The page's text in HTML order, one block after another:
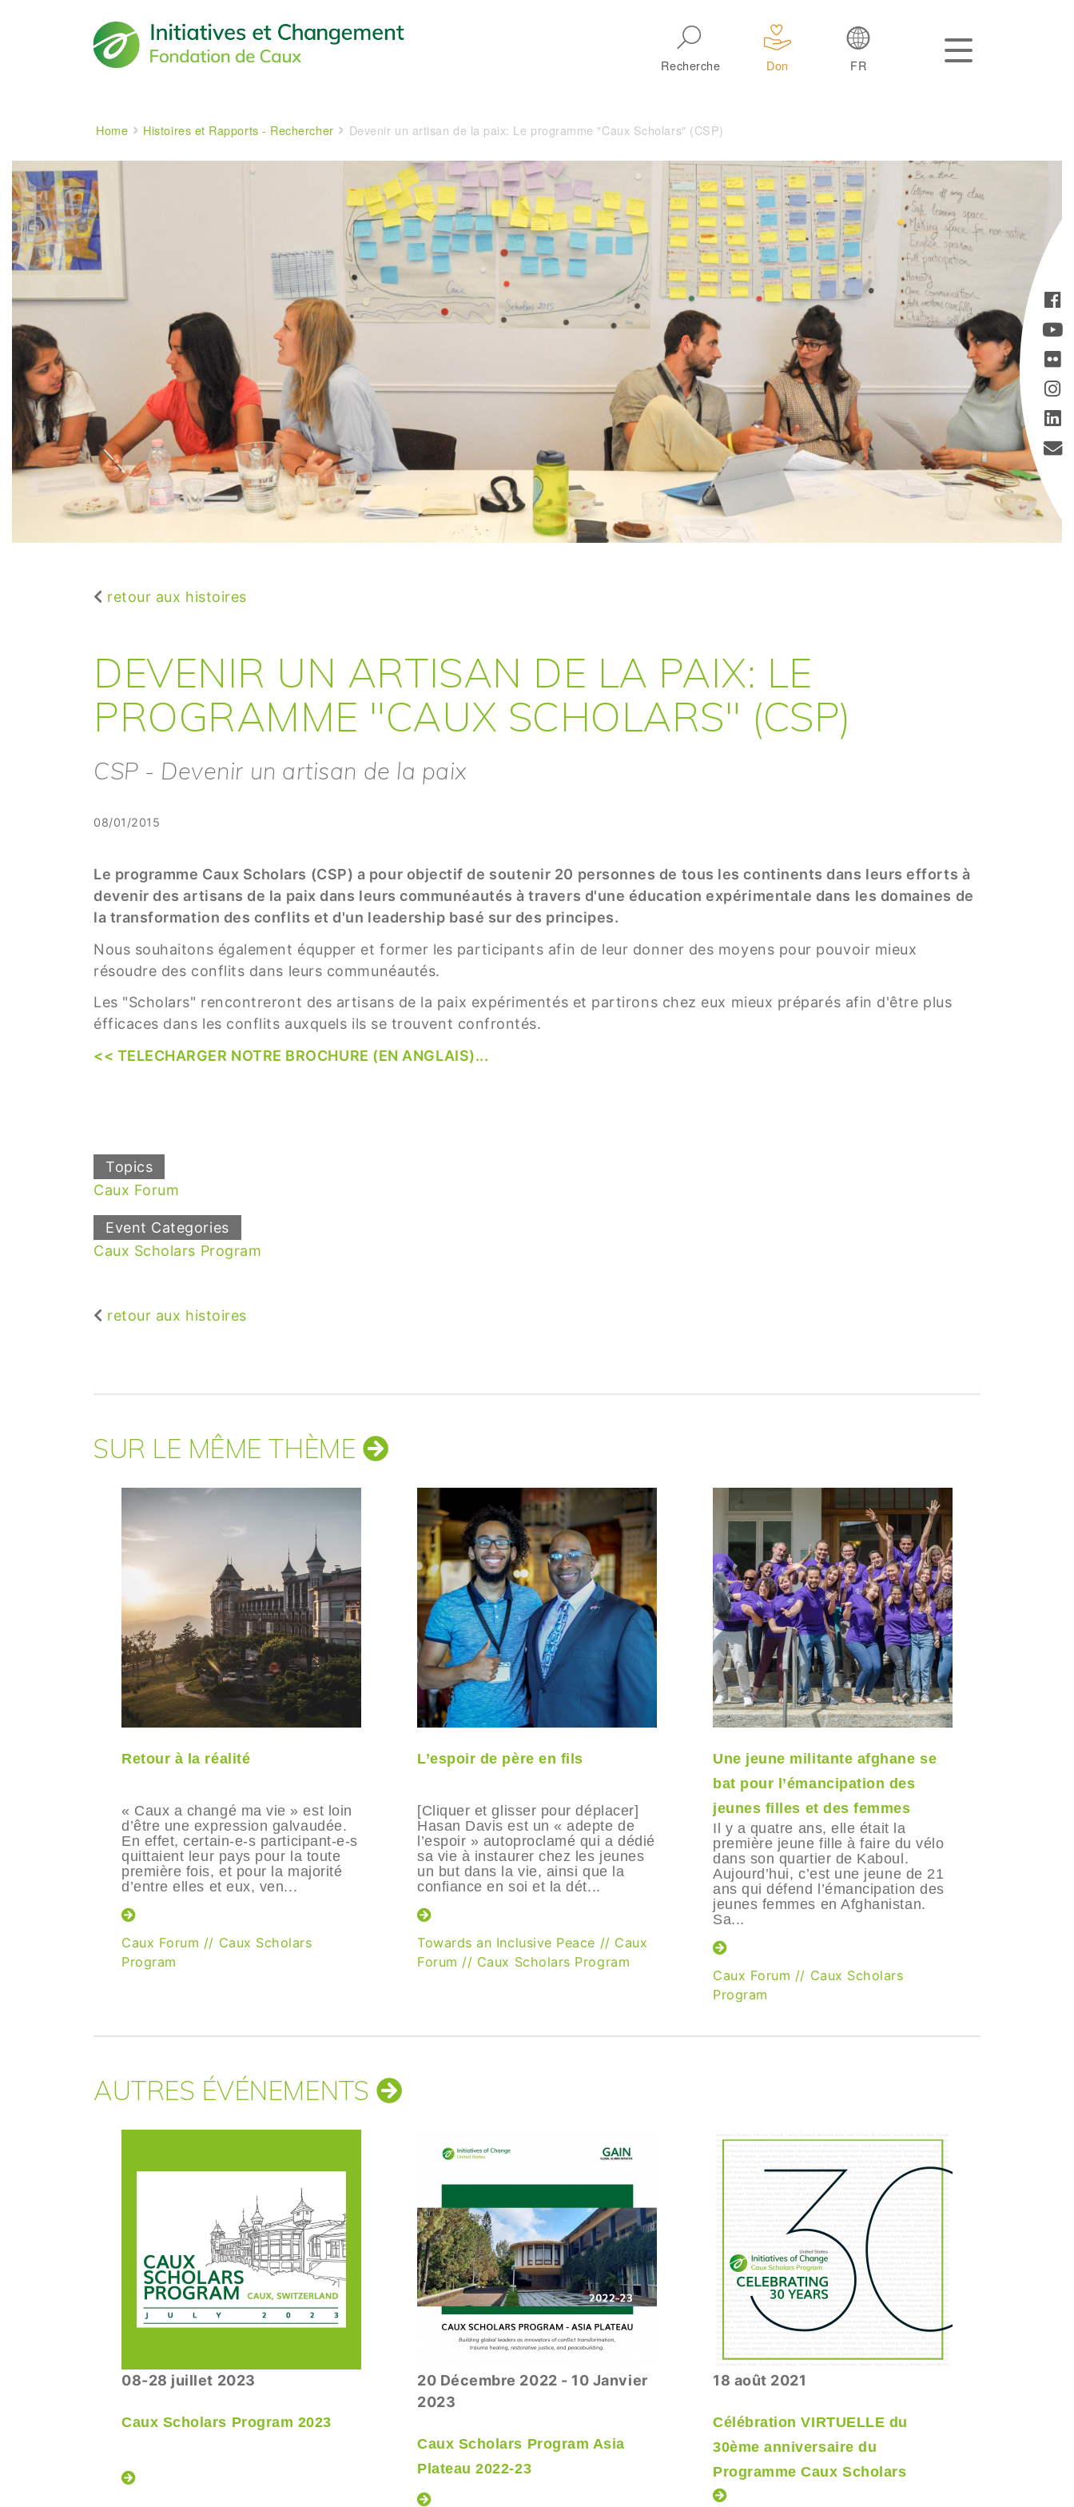
Recherche Don FR
Breadcrumb
Home Histoires et Rapports - Rechercher Devenir un artisan de la paix: Le programme "Caux Scholars" (CSP)
retour aux histoires
DEVENIR UN ARTISAN DE LA PAIX: LE
PROGRAMME "CAUX SCHOLARS" (CSP)
CSP - Devenir un artisan de la paix
08/01/2015
Le programme Caux Scholars (CSP) a pour objectif de soutenir 20 personnes de tous les continents dans leurs efforts à
devenir des artisans de la paix dans leurs communéautés à travers d'une éducation expérimentale dans les domaines de
la transformation des conflits et d'un leadership basé sur des principes.
Nous souhaitons également équpper et former les participants afin de leur donner des moyens pour pouvoir mieux
résoudre des conflits dans leurs communéautés.
Les "Scholars" rencontreront des artisans de la paix expérimentés et partirons chez eux mieux préparés afin d'être plus
éfficaces dans les conflits auxquels ils se trouvent confrontés.
<< TELECHARGER NOTRE BROCHURE (EN ANGLAIS)...
Topics
Caux Forum
Event Categories
Caux Scholars Program
retour aux histoires
SUR LE MÊME THÈME
Retour à la réalité
« Caux a changé ma vie » est loin
d’être une expression galvaudée.
En effet, certain-e-s participant-e-s
quittaient leur pays pour la toute
première fois, et pour la majorité
d’entre elles et eux, ven...
Caux Forum // Caux Scholars
Program
L’espoir de père en fils
[Cliquer et glisser pour déplacer]
Hasan Davis est un « adepte de
l’espoir » autoproclamé qui a dédié
sa vie à instaurer chez les jeunes
un but dans la vie, ainsi que la
confiance en soi et la dét...
Towards an Inclusive Peace // Caux
Forum // Caux Scholars Program
Une jeune militante afghane se
bat pour l’émancipation des
jeunes filles et des femmes
Il y a quatre ans, elle était la
première jeune fille à faire du vélo
dans son quartier de Kaboul.
Aujourd’hui, c’est une jeune de 21
ans qui défend l’émancipation des
jeunes femmes en Afghanistan.
Sa...
Caux Forum // Caux Scholars
Program
AUTRES ÉVÉNEMENTS
08-28 juillet 2023
Caux Scholars Program 2023
20 Décembre 2022 - 10 Janvier
2023
Caux Scholars Program Asia
Plateau 2022-23
18 août 2021
Célébration VIRTUELLE du
30ème anniversaire du
Programme Caux Scholars